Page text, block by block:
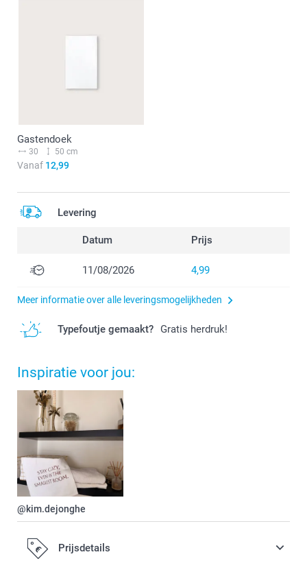
Gastendoek
30 50 cm
Vanaf 12,99
Levering
Datum Prijs
11/08/2026 4,99
Meer informatie over alle leveringsmogelijkheden
Typefoutje gemaakt? Gratis herdruk!
Inspiratie voor jou:
@kim.dejonghe
Prijsdetails